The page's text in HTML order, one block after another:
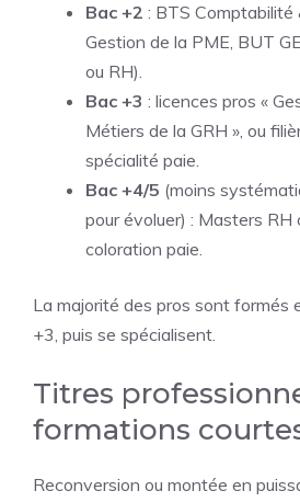
Bac +2 : BTS Comptabilité
Gestion de la PME, BUT
ou RH).
Bac +3 : licences pros «
Métiers de la GRH », ou
spécialité paie.
Bac +4/5 (moins
pour évoluer) : Masters RH
coloration paie.
La majorité des pros sont formés
+3, puis se spécialisent.
Titres
formations
Reconversion ou montée en